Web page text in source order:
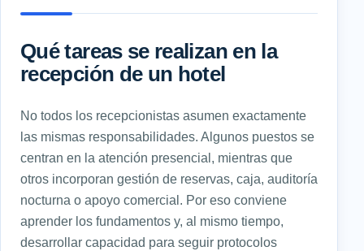
Qué tareas se realizan en la
recepción de un hotel
No todos los recepcionistas asumen exactamente
las mismas responsabilidades. Algunos puestos se
centran en la atención presencial, mientras que
otros incorporan gestión de reservas, caja, auditoría
nocturna o apoyo comercial. Por eso conviene
aprender los fundamentos y, al mismo tiempo,
desarrollar capacidad para seguir protocolos